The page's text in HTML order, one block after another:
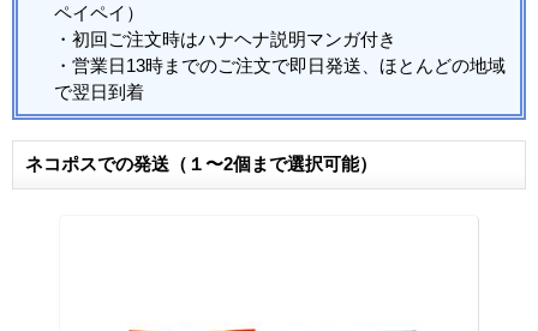
ペイペイ）
・初回ご注文時はハナヘナ説明マンガ付き
・営業日13時までのご注文で即日発送、ほとんどの地域
で翌日到着
ネコポスでの発送（１〜2個まで選択可能）